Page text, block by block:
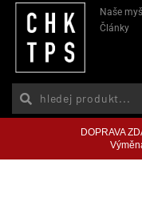
Naše
Články
DOPRAVA